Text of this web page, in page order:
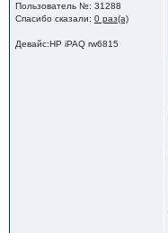
Пользователь №: 31288
Спасибо сказали: 0 раз(а)
Девайс:HP iPAQ rw6815